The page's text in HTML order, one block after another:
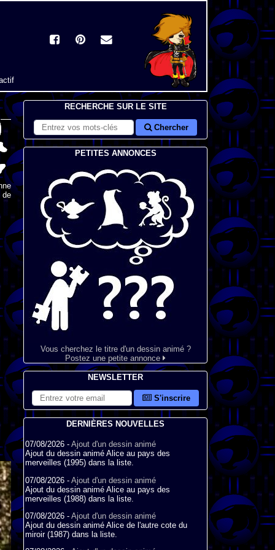
de
RECHERCHE SUR LE SITE
Chercher
PETITES ANNONCES
Vous cherchez le titre d'un dessin animé ?
Postez une petite annonce
NEWSLETTER
S'inscrire
DERNIÈRES NOUVELLES
07/08/2026 - Ajout d'un dessin animé
Ajout du dessin animé Alice au pays des
merveilles (1995) dans la liste.
07/08/2026 - Ajout d'un dessin animé
Ajout du dessin animé Alice au pays des
merveilles (1988) dans la liste.
07/08/2026 - Ajout d'un dessin animé
Ajout du dessin animé Alice de l'autre cote du
miroir (1987) dans la liste.